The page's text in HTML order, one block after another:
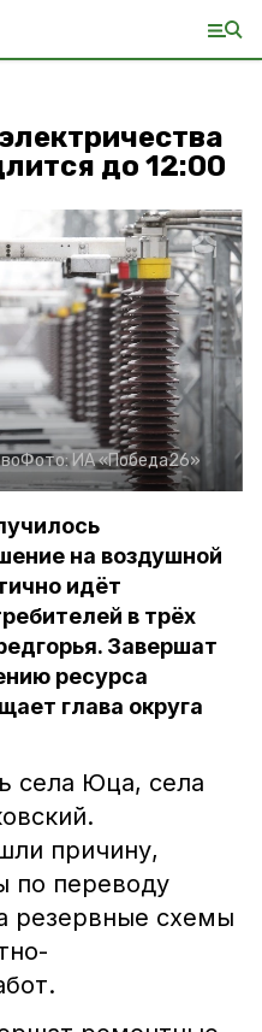
до 12:00
Фото: ИА «Победа26»
на воздушной
идёт
в трёх
Завершат
ресурса
глава округа
села Юца, села
причину,
по переводу
резервные схемы